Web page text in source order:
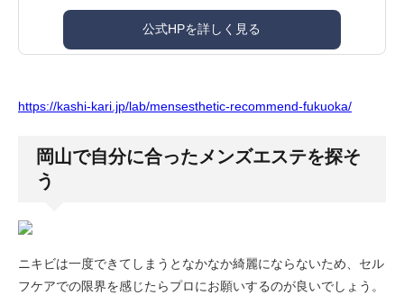
公式HPを詳しく見る
https://kashi-kari.jp/lab/mensesthetic-recommend-fukuoka/
岡山で自分に合ったメンズエステを探そ
う
ニキビは一度できてしまうとなかなか綺麗にならないため、セル
フケアでの限界を感じたらプロにお願いするのが良いでしょう。